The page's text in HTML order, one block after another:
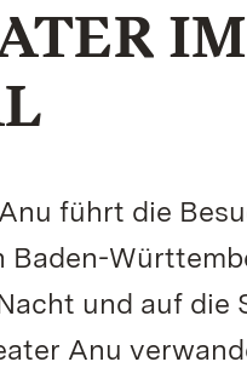
führt die
Baden-
und auf die
Anu